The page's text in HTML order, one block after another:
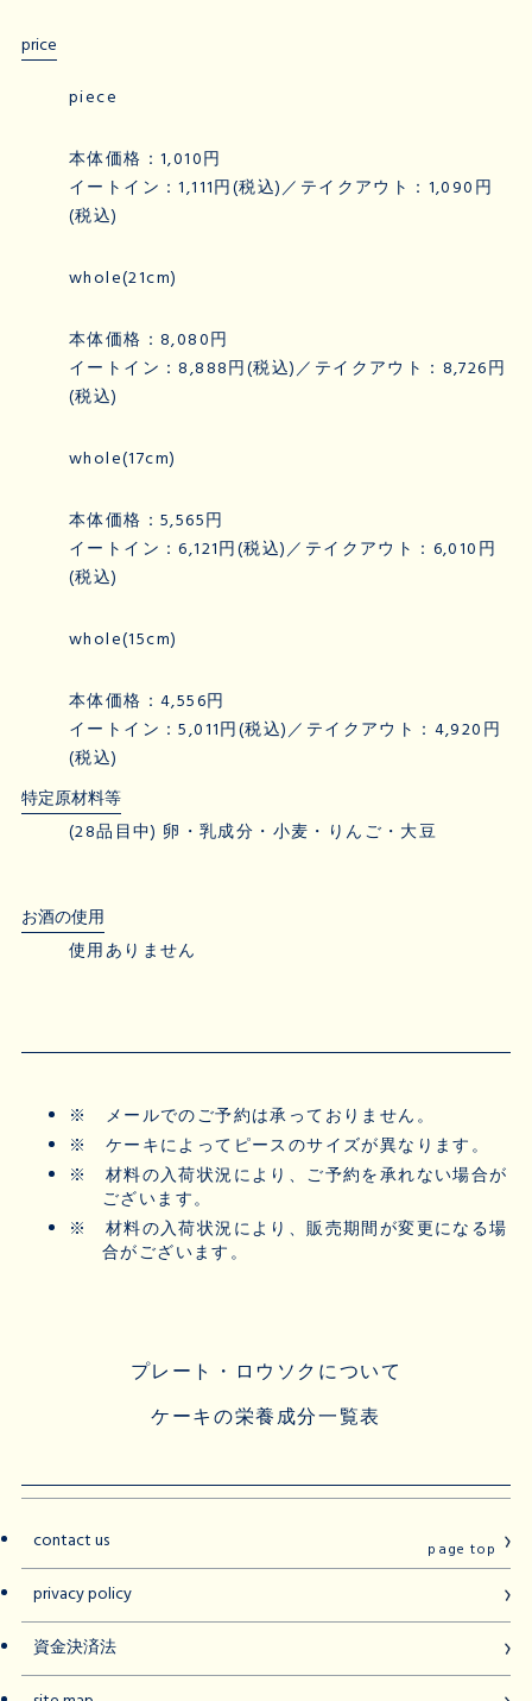
price
piece
本体価格：1,010円
イートイン：1,111円(税込)／テイクアウト：1,090円
(税込)
whole(21cm)
本体価格：8,080円
イートイン：8,888円(税込)／テイクアウト：8,726円
(税込)
whole(17cm)
本体価格：5,565円
イートイン：6,121円(税込)／テイクアウト：6,010円
(税込)
whole(15cm)
本体価格：4,556円
イートイン：5,011円(税込)／テイクアウト：4,920円
(税込)
特定原材料等
(28品目中) 卵・乳成分・小麦・りんご・大豆
お酒の使用
使用ありません
※ メールでのご予約は承っておりません。
※ ケーキによってピースのサイズが異なります。
※ 材料の入荷状況により、ご予約を承れない場合が
ございます。
※ 材料の入荷状況により、販売期間が変更になる場
合がございます。
プレート・ロウソクについて
ケーキの栄養成分一覧表
page top
contact us
privacy policy
資金決済法